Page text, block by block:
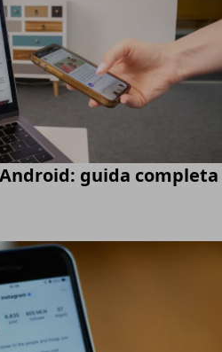
guida completa